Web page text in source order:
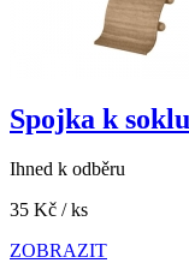
Spojka k
Ihned k odběru
35 Kč / ks
ZOBRAZIT